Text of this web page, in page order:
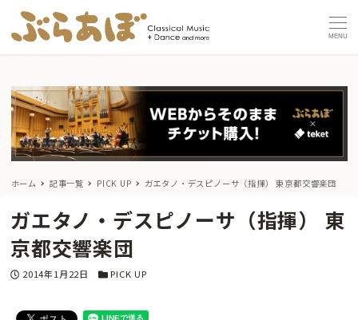
MENU
ホーム 記事一覧 PICK UP ガエタノ・デスピノーサ（指揮） 東京都交響楽団
ガエタノ・デスピノーサ（指揮） 東
京都交響楽団
投稿日
2014年1月22日 カテゴリー
PICK UP